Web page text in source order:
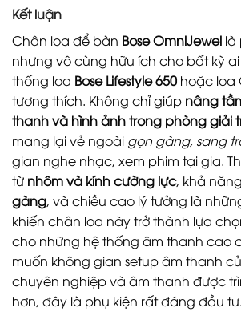
Kết luận
Chân loa để bàn Bose OmniJewel là
nhưng vô cùng hữu ích cho bất kỳ
thống loa Bose Lifestyle 650 hoặc loa
tương thích. Không chỉ giúp nâng
thanh và hình ảnh trong phòng giải
mang lại vẻ ngoài gọn gàng, sang
gian nghe nhạc, xem phim tại gia.
từ nhôm và kính cường lực, khả năng
gàng, và chiều cao lý tưởng là
khiến chân loa này trở thành lựa
cho những hệ thống âm thanh cao
muốn không gian setup âm thanh
chuyên nghiệp và âm thanh được
hơn, đây là phụ kiện rất đáng đầu tư.